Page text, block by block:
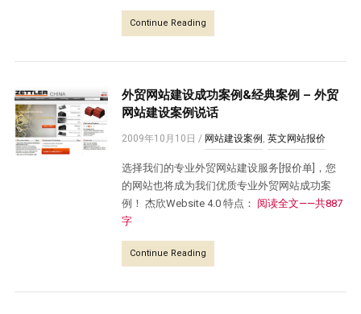
Continue Reading
外贸网站建设成功案例&经典案例 – 外贸
网站建设案例说话
2009年10月10日 / 网站建设案例 ,英文网站报价
选择我们的专业外贸网站建设服务[报价单]，您
的网站也将成为我们优质专业外贸网站成功案
例！ 杰欣Website 4.0 特点： 阅读全文——共887
字
Continue Reading